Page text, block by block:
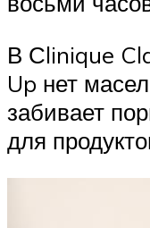
В Сlinique
Up нет
забивает
для